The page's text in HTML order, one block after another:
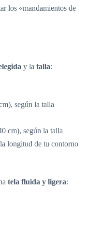
los «mandamientos de
y la talla:
según la talla
cm), según la talla
longitud de tu contorno
tela fluida y ligera: